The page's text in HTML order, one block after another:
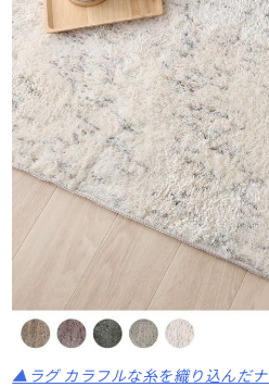
▲ラグ カラフルな糸を織り込んだ